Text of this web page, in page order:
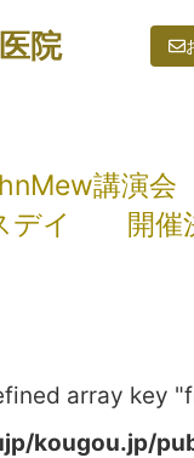
院
講演
デイ 開催
array key
kougou.jp/